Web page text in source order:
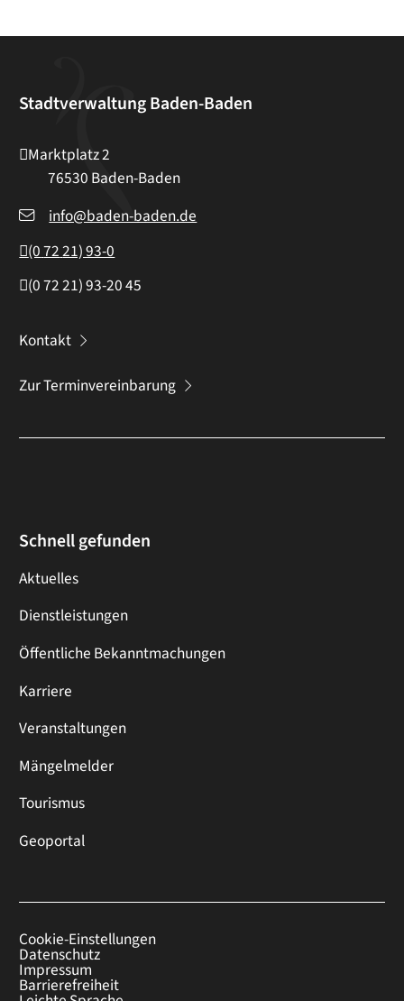
Stadtverwaltung Baden-Baden
Marktplatz 2
76530 Baden-Baden
info@baden-baden.de
(07221) 93-0
(07221) 93-2045
Kontakt
Zur Terminvereinbarung
Schnell gefunden
Aktuelles
Dienstleistungen
Öffentliche Bekanntmachungen
Karriere
Veranstaltungen
Mängelmelder
Tourismus
Geoportal
Cookie-Einstellungen
Datenschutz
Impressum
Barrierefreiheit